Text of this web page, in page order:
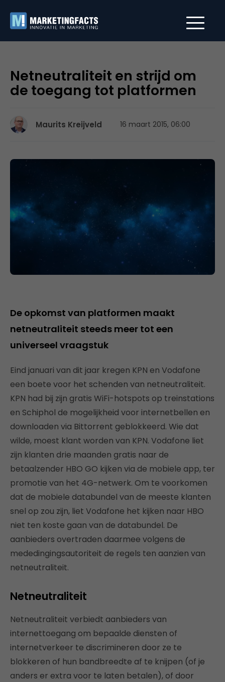
Netneutraliteit en strijd om
de toegang tot platformen
Maurits Kreijveld 16 maart 2015, 06:00
De opkomst van platformen maakt
netneutraliteit steeds meer tot een
universeel vraagstuk
Eind januari van dit jaar kregen KPN en Vodafone
een boete voor het schenden van netneutraliteit.
KPN had bij zijn gratis WiFi-hotspots op treinstations
en Schiphol de mogelijkheid voor internetbellen en
downloaden via Bittorrent geblokkeerd. Wie dat
wilde, moest klant worden van KPN. Vodafone liet
zijn klanten drie maanden gratis naar de
betaalzender HBO GO kijken via de mobiele app, ter
promotie van het 4G-netwerk. Om te voorkomen
dat de mobiele databundel van de meeste klanten
snel op zou zijn, liet Vodafone het kijken naar HBO
niet ten koste gaan van de databundel. De
aanbieders overtraden daarmee volgens de
mededingingsautoriteit de regels ten aanzien van
netneutraliteit.
Netneutraliteit
Netneutraliteit verbiedt aanbieders van
internettoegang om bepaalde diensten of
internetverkeer te discrimineren door ze te
blokkeren of hun bandbreedte af te knijpen (of je
anders er extra voor te laten betalen), of door